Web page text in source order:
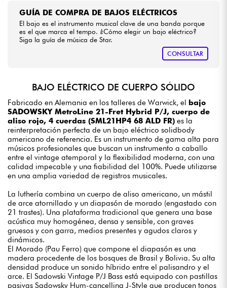
GUÍA DE COMPRA DE BAJOS ELÉCTRICOS
El bajo es el instrumento musical clave de una banda porque
es el que marca el tempo. ¿Cómo elegir un bajo eléctrico?
Siga la guía de música de Star.
CONSULTAR
BAJO ELÉCTRICO DE CUERPO SÓLIDO
Fabricado en Alemania en los talleres de Warwick, el bajo
SADOWSKY MetroLine 21-Fret Hybrid P/J, cuerpo de
aliso rojo, 4 cuerdas (SML21HP4 68 ALD FR) es la
reinterpretación perfecta de un bajo eléctrico solidbody
americano de referencia. Es un instrumento de gama alta para
músicos profesionales que buscan un instrumento a caballo
entre el vintage atemporal y la flexibilidad moderna, con una
calidad impecable y una fiabilidad del 100%. Puede utilizarse
en una amplia variedad de registros musicales.
La luthería combina un cuerpo de aliso americano, un mástil
de arce atornillado y un diapasón de morado (engastado con
21 trastes). Una plataforma tradicional que genera una base
acústica muy homogénea, densa y sensible, con graves
gruesos y con garra, medios presentes y agudos claros y
dinámicos.
El Morado (Pau Ferro) que compone el diapasón es una
madera procedente de los bosques de Brasil y Bolivia. Su alta
densidad produce un sonido híbrido entre el palisandro y el
arce. El Sadowski Vintage P/J Bass está equipado con pastillas
pasivas Sadowsky Hum-cancelling J-Style que producen tonos